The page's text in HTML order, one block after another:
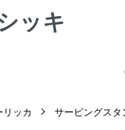
ッキ
ッカ サービングスタ